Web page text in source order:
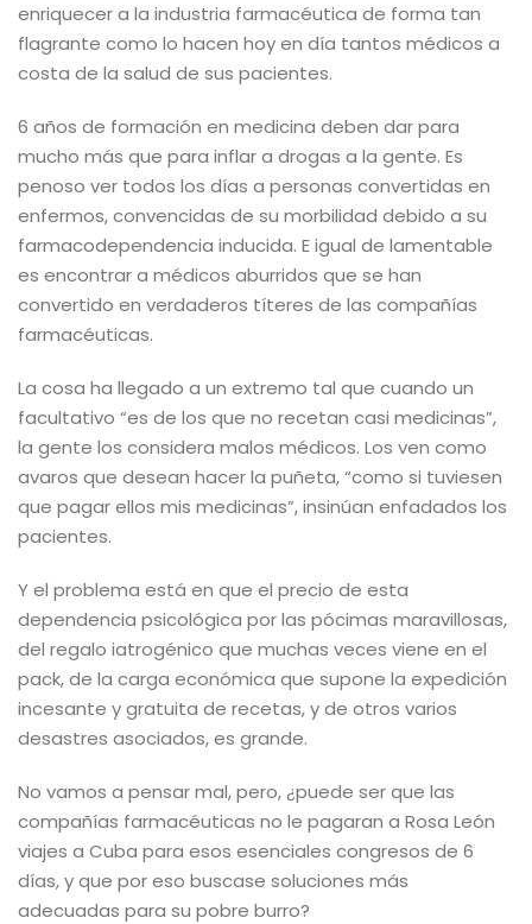
enriquecer a la industria farmacéutica de forma tan
flagrante como lo hacen hoy en día tantos médicos a
costa de la salud de sus pacientes.
6 años de formación en medicina deben dar para
mucho más que para inflar a drogas a la gente. Es
penoso ver todos los días a personas convertidas en
enfermos, convencidas de su morbilidad debido a su
farmacodependencia inducida. E igual de lamentable
es encontrar a médicos aburridos que se han
convertido en verdaderos títeres de las compañías
farmacéuticas.
La cosa ha llegado a un extremo tal que cuando un
facultativo “es de los que no recetan casi medicinas”,
la gente los considera malos médicos. Los ven como
avaros que desean hacer la puñeta, “como si tuviesen
que pagar ellos mis medicinas”, insinúan enfadados los
pacientes.
Y el problema está en que el precio de esta
dependencia psicológica por las pócimas maravillosas,
del regalo iatrogénico que muchas veces viene en el
pack, de la carga económica que supone la expedición
incesante y gratuita de recetas, y de otros varios
desastres asociados, es grande.
No vamos a pensar mal, pero, ¿puede ser que las
compañías farmacéuticas no le pagaran a Rosa León
viajes a Cuba para esos esenciales congresos de 6
días, y que por eso buscase soluciones más
adecuadas para su pobre burro?